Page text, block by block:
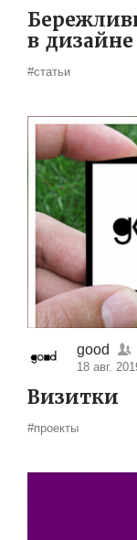
в дизайне
#статьи
good
18 авг.
Визитки
#проекты